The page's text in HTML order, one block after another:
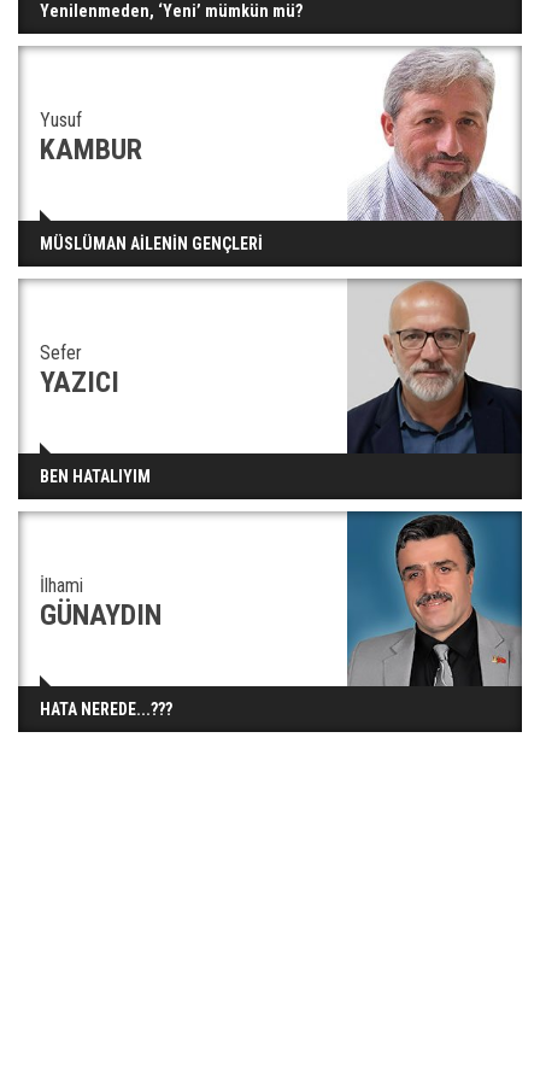
Yenilenmeden, ‘Yeni’ mümkün mü?
Yusuf
KAMBUR
MÜSLÜMAN AİLENİN GENÇLERİ
Sefer
YAZICI
BEN HATALIYIM
İlhami
GÜNAYDIN
HATA NEREDE...???